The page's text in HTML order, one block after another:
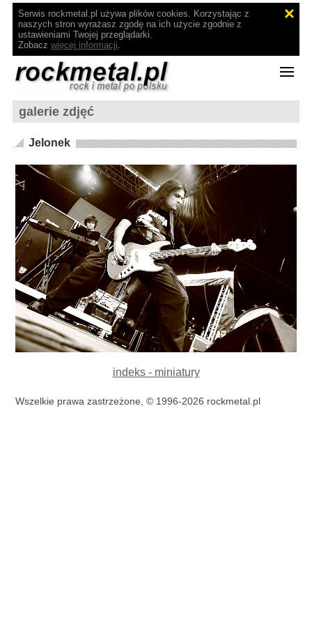
Serwis rockmetal.pl używa plików cookies. Korzystając z
naszych stron wyrażasz zgodę na ich użycie zgodnie z
ustawieniami Twojej przeglądarki.
Zobacz więcej informacji.
galerie zdjęć
Jelonek
indeks - miniatury
Wszelkie prawa zastrzeżone, © 1996-2026 rockmetal.pl